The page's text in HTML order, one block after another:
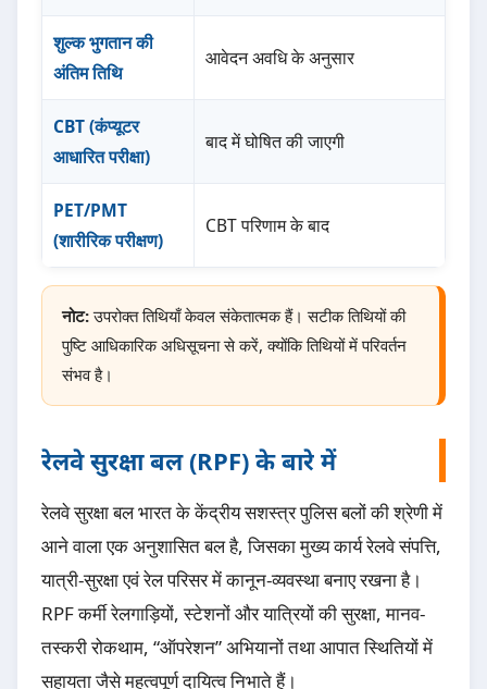
शुल्क भुगतान की
अंतिम तिथि
आवेदन अवधि के अनुसार
CBT (कंप्यूटर
आधारित परीक्षा)
बाद में घोषित की जाएगी
PET/PMT
(शारीरिक परीक्षण)
CBT परिणाम के बाद
नोट:उपरोक्त तिथियाँ केवल संकेतात्मक हैं। सटीक तिथियों की
पुष्टि आधिकारिक अधिसूचना से करें, क्योंकि तिथियों में परिवर्तन
संभव है।
रेलवे सुरक्षा बल (RPF) के बारे में
रेलवे सुरक्षा बल भारत के केंद्रीय सशस्त्र पुलिस बलों की श्रेणी में
आने वाला एक अनुशासित बल है, जिसका मुख्य कार्य रेलवे संपत्ति,
यात्री-सुरक्षा एवं रेल परिसर में कानून-व्यवस्था बनाए रखना है।
RPF कर्मी रेलगाड़ियों, स्टेशनों और यात्रियों की सुरक्षा, मानव-
तस्करी रोकथाम, “ऑपरेशन” अभियानों तथा आपात स्थितियों में
सहायता जैसे महत्वपूर्ण दायित्व निभाते हैं।